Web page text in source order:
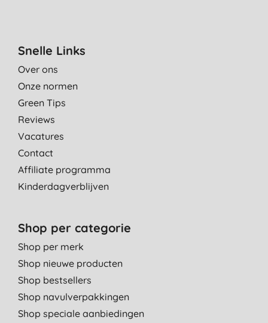
Snelle Links
Over ons
Onze normen
Green Tips
Reviews
Vacatures
Contact
Affiliate programma
Kinderdagverblijven
Shop per categorie
Shop per merk
Shop nieuwe producten
Shop bestsellers
Shop navulverpakkingen
Shop speciale aanbiedingen